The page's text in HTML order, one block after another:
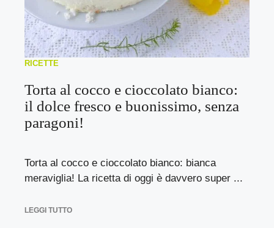
RICETTE
Torta al cocco e cioccolato bianco:
il dolce fresco e buonissimo, senza
paragoni!
Torta al cocco e cioccolato bianco: bianca
meraviglia! La ricetta di oggi è davvero super ...
LEGGI TUTTO